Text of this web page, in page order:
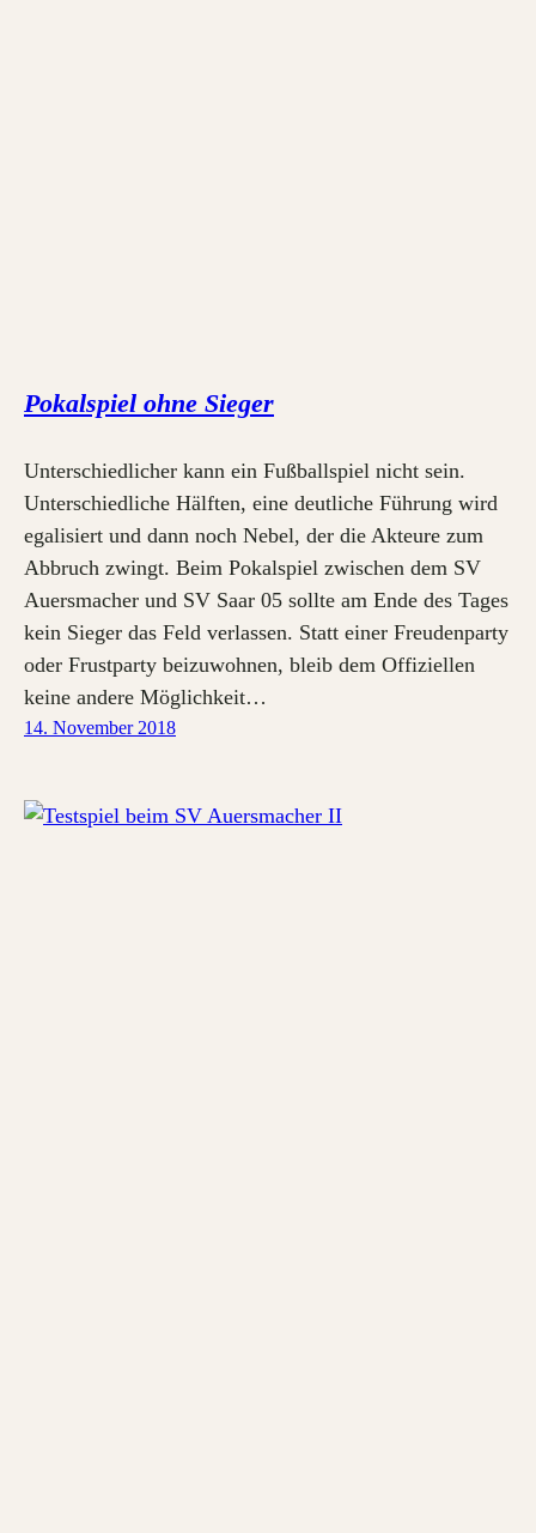
Pokalspiel ohne Sieger
Unterschiedlicher kann ein Fußballspiel nicht sein.
Unterschiedliche Hälften, eine deutliche Führung wird
egalisiert und dann noch Nebel, der die Akteure zum
Abbruch zwingt. Beim Pokalspiel zwischen dem SV
Auersmacher und SV Saar 05 sollte am Ende des Tages
kein Sieger das Feld verlassen. Statt einer Freudenparty
oder Frustparty beizuwohnen, bleib dem Offiziellen
keine andere Möglichkeit…
14. November 2018